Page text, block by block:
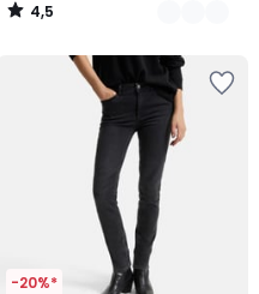
4,5
/
-20%*